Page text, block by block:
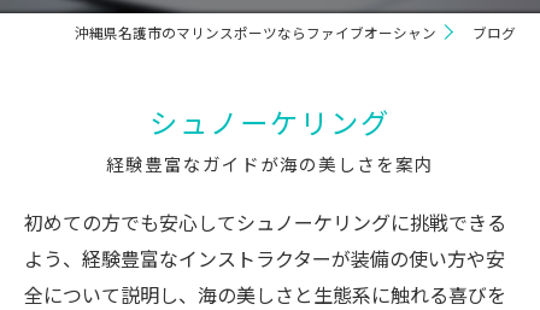
沖縄県名護市のマリンスポーツならファイブオーシャン ブログ
シュノーケリング
経験豊富なガイドが海の美しさを案内
初めての方でも安心してシュノーケリングに挑戦できる
よう、経験豊富なインストラクターが装備の使い方や安
全について説明し、海の美しさと生態系に触れる喜びを